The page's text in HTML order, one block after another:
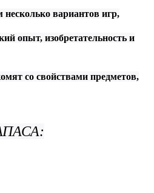
вариантов игр,
опыт, изобретательность и
со свойствами предметов,